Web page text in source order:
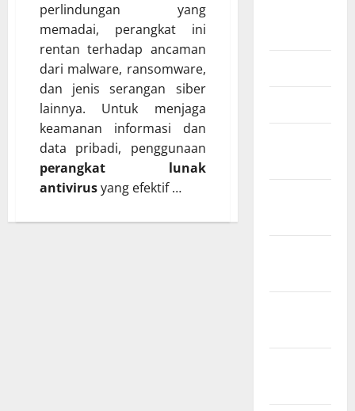
perlindungan yang
memadai, perangkat ini
rentan terhadap ancaman
dari malware, ransomware,
dan jenis serangan siber
lainnya. Untuk menjaga
keamanan informasi dan
data pribadi, penggunaan
perangkat lunak
antivirusyang efektif …